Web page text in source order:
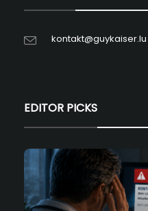
kontakt@guykaiser.lu
EDITOR PICKS